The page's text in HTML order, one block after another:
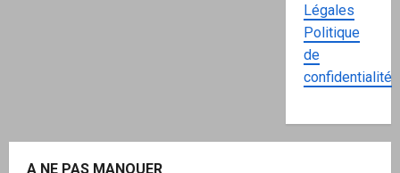
Légales
Politique
de
confidentialité
A NE PAS MANQUER